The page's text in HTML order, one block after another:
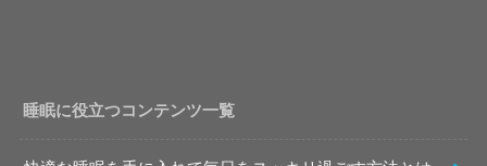
睡眠に役立つコンテンツ一覧